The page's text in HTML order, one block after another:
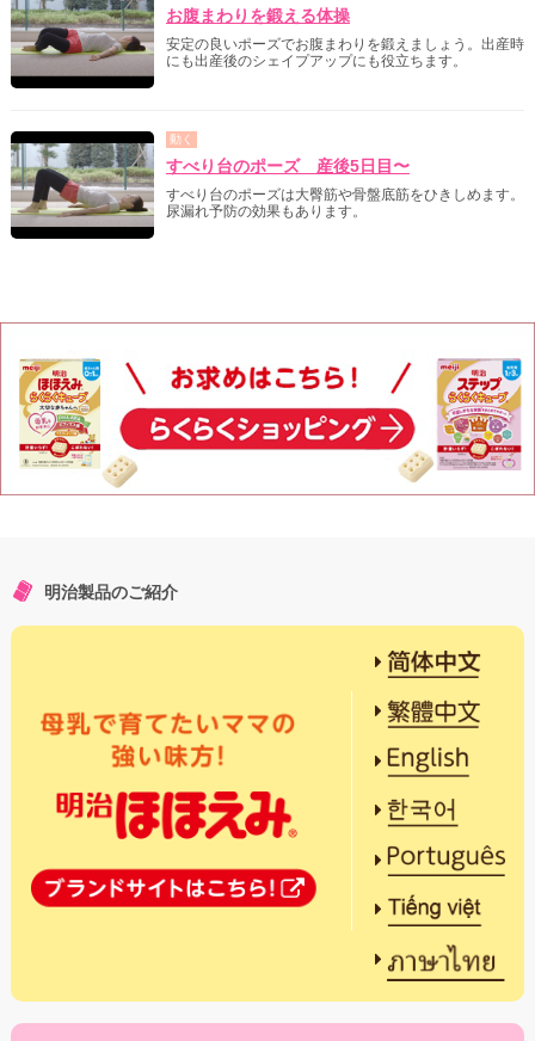
お腹まわりを鍛える体操
安定の良いポーズでお腹まわりを鍛えましょう。出産時
にも出産後のシェイプアップにも役立ちます。
動く
すべり台のポーズ 産後5日目〜
すべり台のポーズは大臀筋や骨盤底筋をひきしめます。
尿漏れ予防の効果もあります。
明治製品のご紹介